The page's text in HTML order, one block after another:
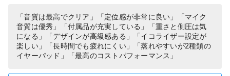
ック 国内正規品 【 ファイナルファ
ンタジー XIV 推奨モデル 】
「音質は最高でクリア」「定位感が非常に良い」「マイク
音質は優秀」「付属品が充実している」「重さと側圧は気
になる」「デザインが高級感ある」「イコライザー設定が
楽しい」「長時間でも疲れにくい」「蒸れやすいが2種類の
イヤーパッド」「最高のコストパフォーマンス」